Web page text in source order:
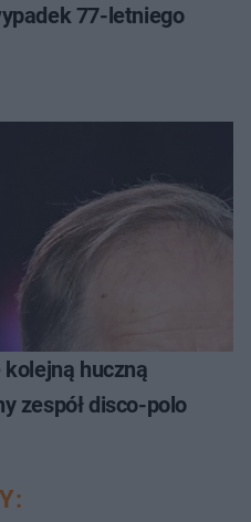
77-letniego
huczną
zespół disco-polo